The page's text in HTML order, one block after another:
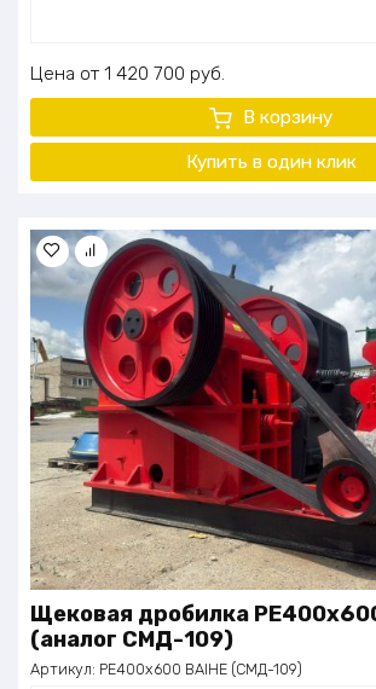
Цена 1 420 700 руб.
В корзину
Купить в один клик
Щековая дробилка
(аналог СМД-109)
Артикул: PE400x600 BAIHE (СМД-109)